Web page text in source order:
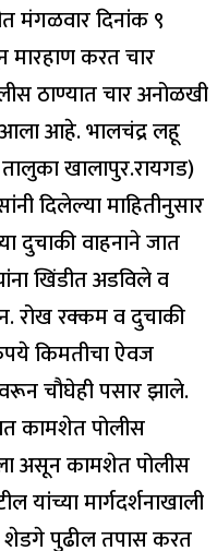
मंगळवार दिनांक ९
मारहाण करत चार
ठाण्यात चार अनोळखी
आहे. भालचंद्र लहू
खालापुर.रायगड)
दिलेल्या माहितीनुसार
दुचाकी वाहनाने जात
खिंडीत अडविले व
रोख रक्कम व दुचाकी
किमतीचा ऐवज
चौघेही पसार झाले.
कामशेत पोलीस
असून कामशेत पोलीस
यांच्या मार्गदर्शनाखाली
शेडगे पुढील तपास करत